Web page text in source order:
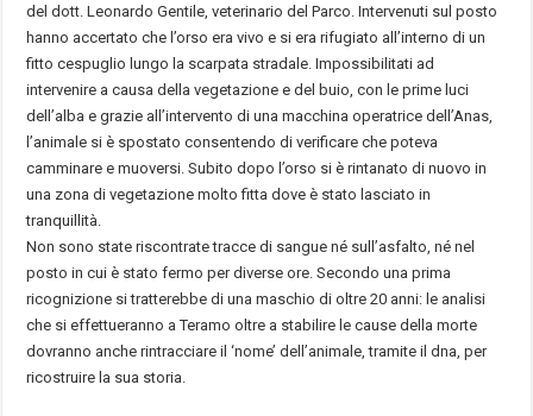
del dott. Leonardo Gentile, veterinario del Parco. Intervenuti sul posto
hanno accertato che l’orso era vivo e si era rifugiato all’interno di un
fitto cespuglio lungo la scarpata stradale. Impossibilitati ad
intervenire a causa della vegetazione e del buio, con le prime luci
dell’alba e grazie all’intervento di una macchina operatrice dell’Anas,
l’animale si è spostato consentendo di verificare che poteva
camminare e muoversi. Subito dopo l’orso si è rintanato di nuovo in
una zona di vegetazione molto fitta dove è stato lasciato in
tranquillità.
Non sono state riscontrate tracce di sangue né sull’asfalto, né nel
posto in cui è stato fermo per diverse ore. Secondo una prima
ricognizione si tratterebbe di una maschio di oltre 20 anni: le analisi
che si effettueranno a Teramo oltre a stabilire le cause della morte
dovranno anche rintracciare il ‘nome’ dell’animale, tramite il dna, per
ricostruire la sua storia.